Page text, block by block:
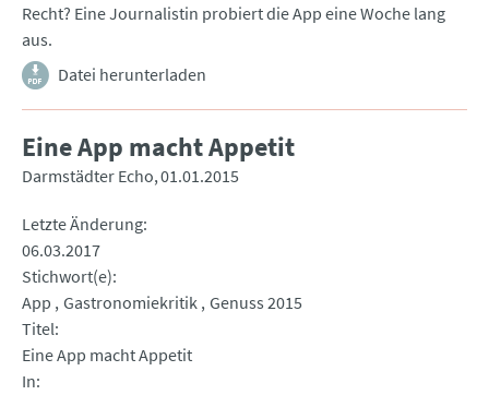
Recht? Eine Journalistin probiert die App eine Woche lang
aus.
Datei herunterladen
Eine App macht Appetit
Darmstädter Echo 01.01.2015
Letzte Änderung
06.03.2017
Stichwort(e)
App Gastronomiekritik Genuss 2015
Titel
Eine App macht Appetit
In